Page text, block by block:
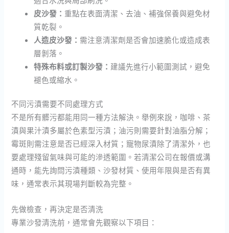
皮沙發： 重點在表面清潔、去油、補強保養與避免材
質乾裂。
人造皮沙發： 需注意清潔劑是否會加速脆化或造成表
層剝落。
特殊布料或訂製沙發： 建議先進行小範圍測試，避免
褪色或縮水。
不同污漬需要不同處理方式
不是所有髒污都能用同一種方法解決。舉例來說，咖啡、茶
漬與果汁漬多屬於色素型污漬；油污則需要針對油脂分解；
霉斑則需注意是否已經深入材質；寵物尿漬除了清潔外，也
要處理殘留氣味與可能的滲透範圍。若清潔公司在報價或溝
通時，能先詢問污漬種類、沙發材質、使用年限與是否有異
味，通常表示其現場判斷較為完整。
先做檢查，再決定是否清洗
專業沙發清洗前，通常會先觀察以下項目：